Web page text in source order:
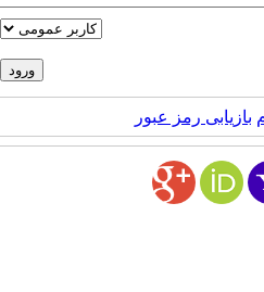
بازیابی رمز عبور